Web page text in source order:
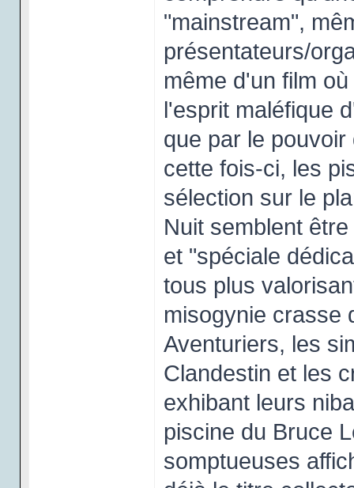
"mainstream",
présentateurs/
même d'un film
l'esprit maléfique
que par le
cette fois-ci, les
sélection sur le
Nuit semblent
et "spéciale
tous plus
misogynie crasse
Aventuriers, les
Clandestin et les
exhibant leurs
piscine du Bruce
somptueuses